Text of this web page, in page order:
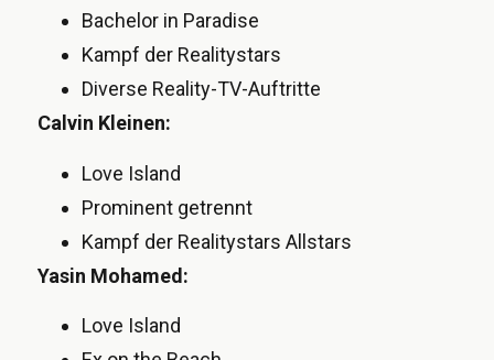
Bachelor in Paradise
Kampf der Realitystars
Diverse Reality-TV-Auftritte
Calvin Kleinen:
Love Island
Prominent getrennt
Kampf der Realitystars Allstars
Yasin Mohamed:
Love Island